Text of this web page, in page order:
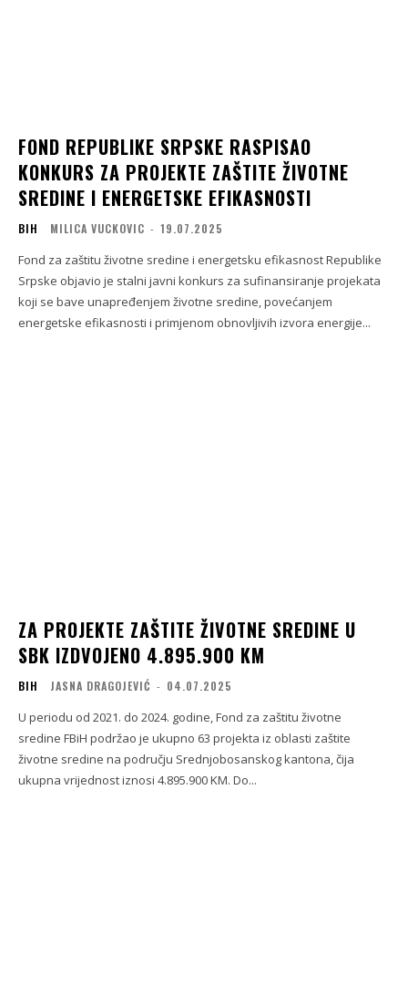
FOND REPUBLIKE SRPSKE RASPISAO
KONKURS ZA PROJEKTE ZAŠTITE ŽIVOTNE
SREDINE I ENERGETSKE EFIKASNOSTI
BIH MILICA VUCKOVIC - 19.07.2025
Fond za zaštitu životne sredine i energetsku efikasnost Republike
Srpske objavio je stalni javni konkurs za sufinansiranje projekata
koji se bave unapređenjem životne sredine, povećanjem
energetske efikasnosti i primjenom obnovljivih izvora energije...
ZA PROJEKTE ZAŠTITE ŽIVOTNE SREDINE U
SBK IZDVOJENO 4.895.900 KM
BIH JASNA DRAGOJEVIĆ - 04.07.2025
U periodu od 2021. do 2024. godine, Fond za zaštitu životne
sredine FBiH podržao je ukupno 63 projekta iz oblasti zaštite
životne sredine na području Srednjobosanskog kantona, čija
ukupna vrijednost iznosi 4.895.900 KM. Do...